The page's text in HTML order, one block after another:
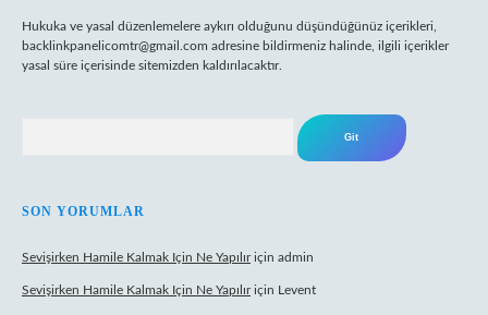
Hukuka ve yasal düzenlemelere aykırı olduğunu düşündüğünüz içerikleri,
backlinkpanelicomtr@gmail.com adresine bildirmeniz halinde, ilgili içerikler
yasal süre içerisinde sitemizden kaldırılacaktır.
SON YORUMLAR
Sevişirken Hamile Kalmak Için Ne Yapılıriçin admin
Sevişirken Hamile Kalmak Için Ne Yapılıriçin Levent